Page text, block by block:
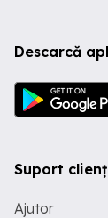
Descarcă
Suport
Ajutor